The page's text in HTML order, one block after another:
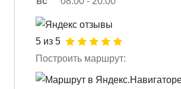
5 из 5
Построить маршрут: